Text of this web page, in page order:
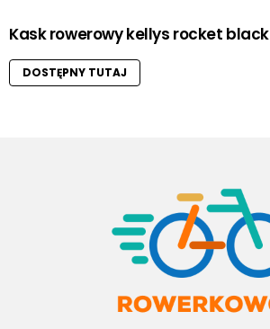
Kask rowerowy kellys rocket black
DOSTĘPNY TUTAJ